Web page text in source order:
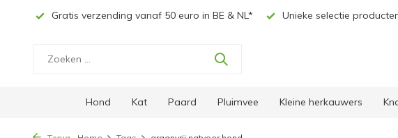
Gratis verzending vanaf 50 euro in BE & NL* Unieke selectie
Hond Kat Paard Pluimvee Kleine herkauwers